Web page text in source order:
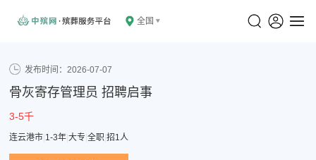
全国
发布时间：2026-07-07
骨灰寄存管理员 招聘启事
3-5千
连云港市 1-3年 |大专 |全职 |招1人